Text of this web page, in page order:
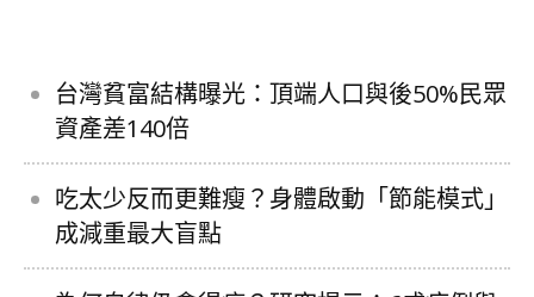
台灣貧富結構曝光：頂端人口與後50%民眾
資產差140倍
吃太少反而更難瘦？身體啟動「節能模式」
成減重最大盲點